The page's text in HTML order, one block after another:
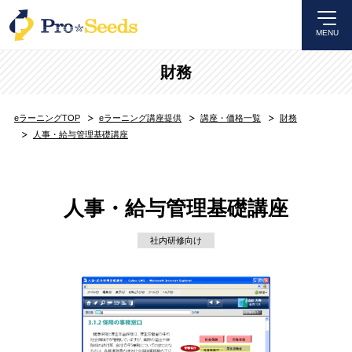
MENU
財務
eラーニングTOP eラーニング講座提供 講座・価格一覧
財務
人事・給与管理基礎講座
人事・給与管理基礎講座
社内研修向け